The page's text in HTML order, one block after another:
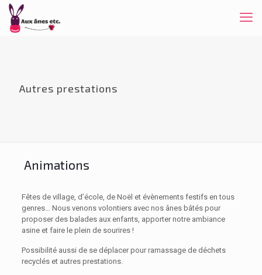
Autres prestations
Animations
Fêtes de village, d’école, de Noël et évènements festifs en tous
genres… Nous venons volontiers avec nos ânes bâtés pour
proposer des balades aux enfants, apporter notre ambiance
asine et faire le plein de sourires !
Possibilité aussi de se déplacer pour ramassage de déchets
recyclés et autres prestations.